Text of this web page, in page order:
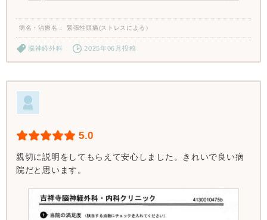
病名・治療名 緊張性頭痛(ストレスによる）
脳神経外科 2025年06月投稿
5.0
親切に説明をしてもらえて安心しました。きれいで良い病
院だと思います。